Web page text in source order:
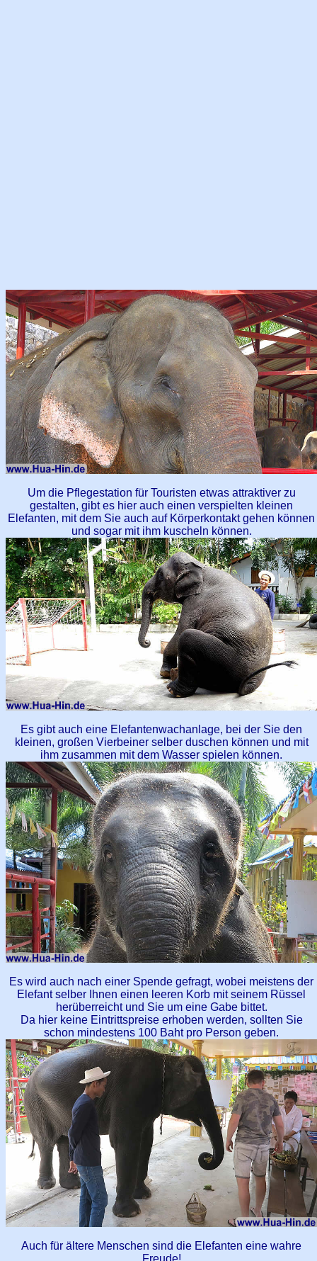
Um die Pflegestation für Touristen etwas attraktiver zu
gestalten, gibt es hier auch einen verspielten kleinen
Elefanten, mit dem Sie auch auf Körperkontakt gehen können
und sogar mit ihm kuscheln können.
Es gibt auch eine Elefantenwachanlage, bei der Sie den
kleinen, großen Vierbeiner selber duschen können und mit
ihm zusammen mit dem Wasser spielen können.
Es wird auch nach einer Spende gefragt, wobei meistens der
Elefant selber Ihnen einen leeren Korb mit seinem Rüssel
herüberreicht und Sie um eine Gabe bittet.
Da hier keine Eintrittspreise erhoben werden, sollten Sie
schon mindestens 100 Baht pro Person geben.
Auch für ältere Menschen sind die Elefanten eine wahre
Freude!